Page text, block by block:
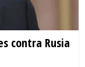
contra Rusia